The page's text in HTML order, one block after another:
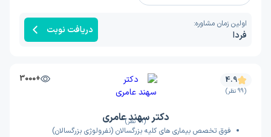
اولین زمان مشاوره:
فردا دریافت نوبت
(99 نظر)
+3000 4.9
(99 نظر)
دکتر سهند عامری
فوق تخصص بیماری های کلیه بزرگسالان (نفرولوژی بزرگسالان)